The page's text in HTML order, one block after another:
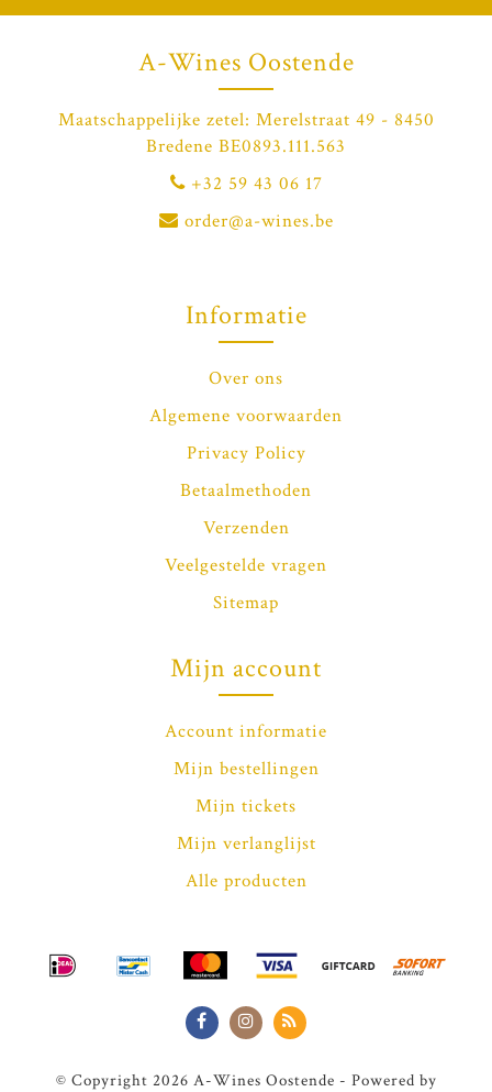
A-Wines Oostende
Maatschappelijke zetel: Merelstraat 49 - 8450
Bredene BE0893.111.563
+32 59 43 06 17
order@a-wines.be
Informatie
Over ons
Algemene voorwaarden
Privacy Policy
Betaalmethoden
Verzenden
Veelgestelde vragen
Sitemap
Mijn account
Account informatie
Mijn bestellingen
Mijn tickets
Mijn verlanglijst
Alle producten
© Copyright 2026 A-Wines Oostende - Powered by